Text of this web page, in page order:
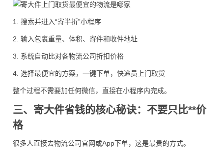
1. 搜索并进入“寄半折”小程序
2. 输入包裹重量、体积、寄件和收件地址
3. 系统自动比对各物流公司折扣价格
4. 选择最便宜的方案，一键下单，快递员上门取货
整个过程不需要加任何微信，直接在小程序内完成。
三、寄大件省钱的核心秘诀：不要只比**价
格
很多人直接去物流公司官网或App下单，这是最贵的方式。